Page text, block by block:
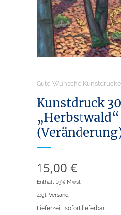
Gute Wünsche Kunstdrucke
Kunstdruck
„Herbstwald“
15,00 €
Enthält 19% Mwst
zzgl. Versand
Lieferzeit: sofort lieferbar